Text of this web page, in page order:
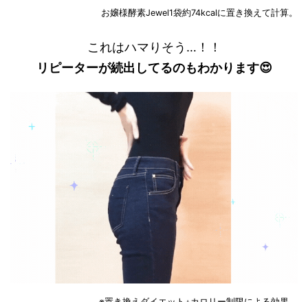
お嬢様酵素Jewel1袋約74kcalに置き換えて計算。
これはハマりそう…！！
リピーターが続出してるのもわかります😍